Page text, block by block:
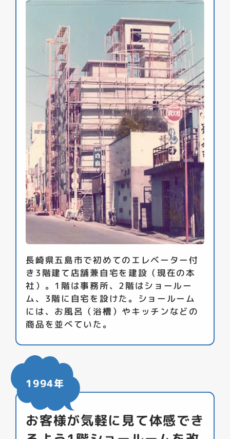
長崎県五島市で初めてのエレベーター付
き3階建て店舗兼自宅を建設（現在の本
社）。1階は事務所、2階はショールー
ム、3階に自宅を設けた。ショールーム
には、お風呂（浴槽）やキッチンなどの
商品を並べていた。
1994年
お客様が気軽に見て体感でき